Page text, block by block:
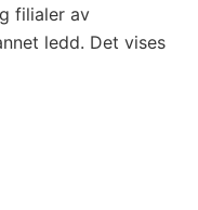
filialer av
ledd. Det vises